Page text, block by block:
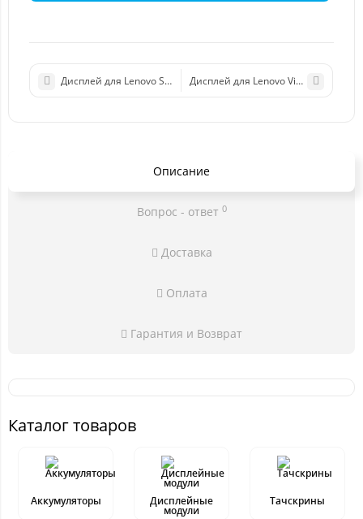
Дисплей для Lenovo S898/S8 в сборе с тачскрином (черный)
Дисплей для Lenovo Vibe S1 Lite
Описание
Вопрос - ответ 0
Доставка
Оплата
Гарантия и Возврат
Каталог товаров
Аккумуляторы Дисплейные
модули
Тачскрины